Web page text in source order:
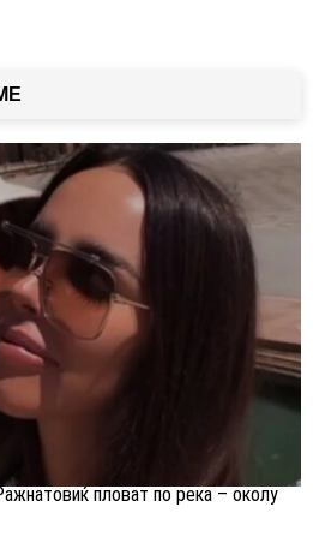
пловат по река – околу